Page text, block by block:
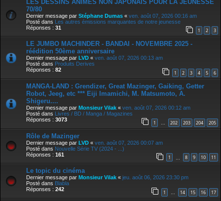
LES DESSINS ANIMÉS NON JAPONAIS POUR LA JEUNESSE
70/80
Dernier message par Stéphane Dumas « ven. août 07, 2026 00:16 am
Posté dans Les autres émissions marquantes de notre jeunesse
Réponses : 31 1 2 3
LE JUMBO MACHINDER - BANDAI - NOVEMBRE 2025 -
réédition 50ème anniversaire
Dernier message par LVD « ven. août 07, 2026 00:13 am
Posté dans Produits Derives
Réponses : 82 1 2 3 4 5 6
MANGA-LAND : Grendizer, Great Mazinger, Gaiking, Getter
Robot, Jeeg, etc *** Eiji Imamichi, M. Matsumoto, A.
Shigeru....
Dernier message par Monsieur Vilak « ven. août 07, 2026 00:12 am
Posté dans Livres / BD / Manga / Magazines
Réponses : 3073 1 … 202 203 204 205
Rôle de Mazinger
Dernier message par LVD « ven. août 07, 2026 00:07 am
Posté dans Nouvelle Série TV (2024 - ...)
Réponses : 161 1 8 9 10 11
Le topic du cinéma
Dernier message par Monsieur Vilak « jeu. août 06, 2026 23:30 pm
Posté dans Blabla
Réponses : 242 1 … 14 15 16 17